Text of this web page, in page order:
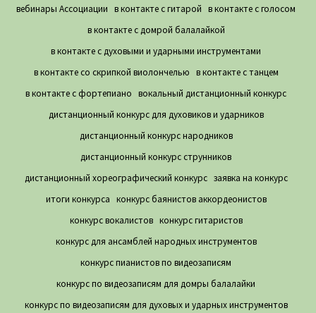
вебинары Ассоциации
в контакте с гитарой
в контакте с голосом
в контакте с домрой балалайкой
в контакте с духовыми и ударными инструментами
в контакте со скрипкой виолончелью в контакте с танцем
в контакте с фортепиано
вокальный дистанционный конкурс
дистанционный конкурс для духовиков и ударников
дистанционный конкурс народников
дистанционный конкурс струнников
дистанционный хореографический конкурс заявка на конкурс
итоги конкурса конкурс баянистов аккордеонистов
конкурс вокалистов конкурс гитаристов
конкурс для ансамблей народных инструментов
конкурс пианистов по видеозаписям
конкурс по видеозаписям для домры балалайки
конкурс по видеозаписям для духовых и ударных инструментов